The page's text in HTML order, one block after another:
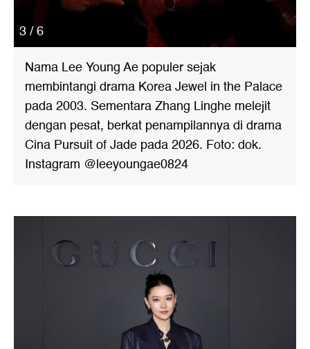
3 / 6
Nama Lee Young Ae populer sejak
membintangi drama Korea Jewel in the Palace
pada 2003. Sementara Zhang Linghe melejit
dengan pesat, berkat penampilannya di drama
Cina Pursuit of Jade pada 2026. Foto: dok.
Instagram @leeyoungae0824